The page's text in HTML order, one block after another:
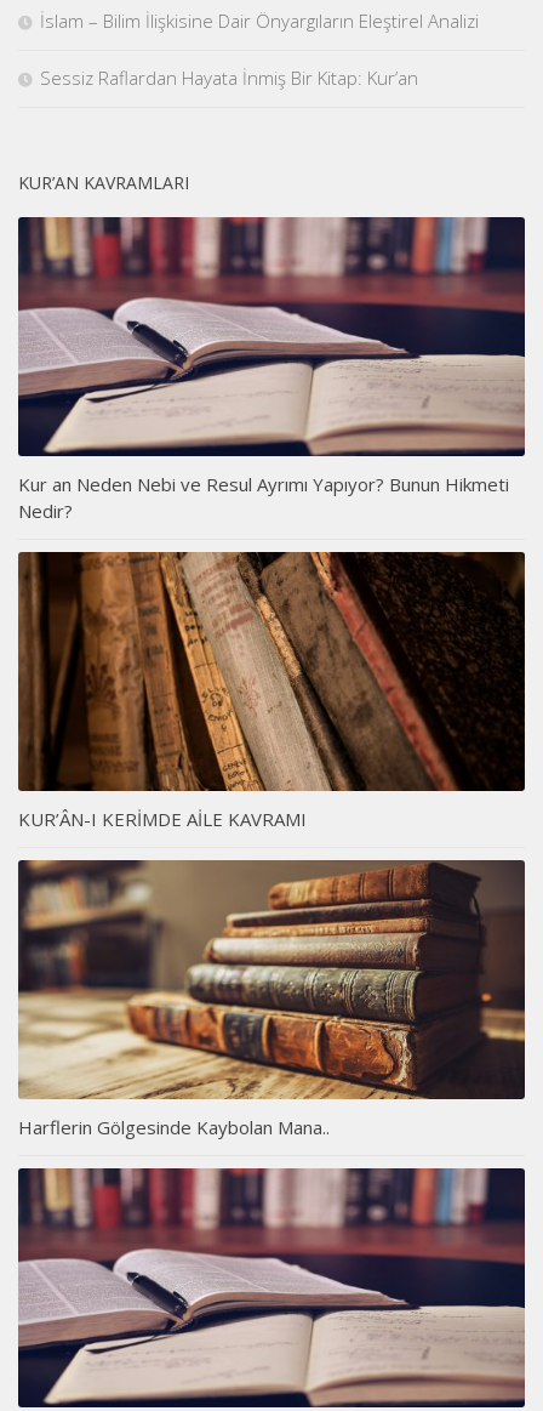
İslam – Bilim İlişkisine Dair Önyargıların Eleştirel Analizi
Sessiz Raflardan Hayata İnmiş Bir Kitap: Kur’an
KUR’AN KAVRAMLARI
Kur an Neden Nebi ve Resul Ayrımı Yapıyor? Bunun Hikmeti
Nedir?
KUR’ÂN-I KERİMDE AİLE KAVRAMI
Harflerin Gölgesinde Kaybolan Mana..